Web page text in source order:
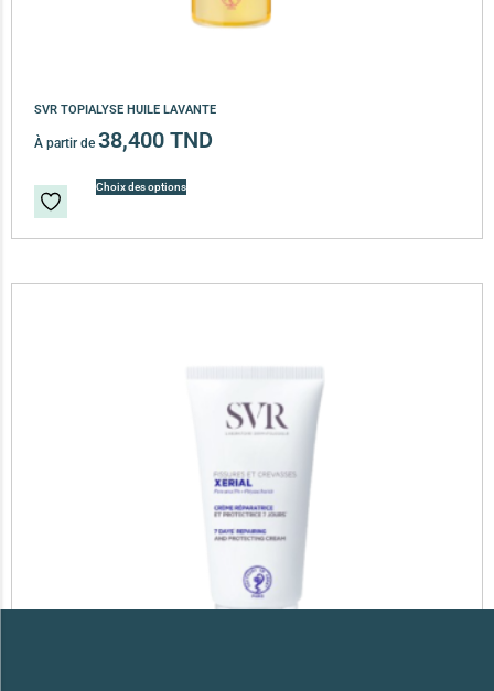
SVR TOPIALYSE HUILE LAVANTE
À partir de 38,400 TND
Choix des options